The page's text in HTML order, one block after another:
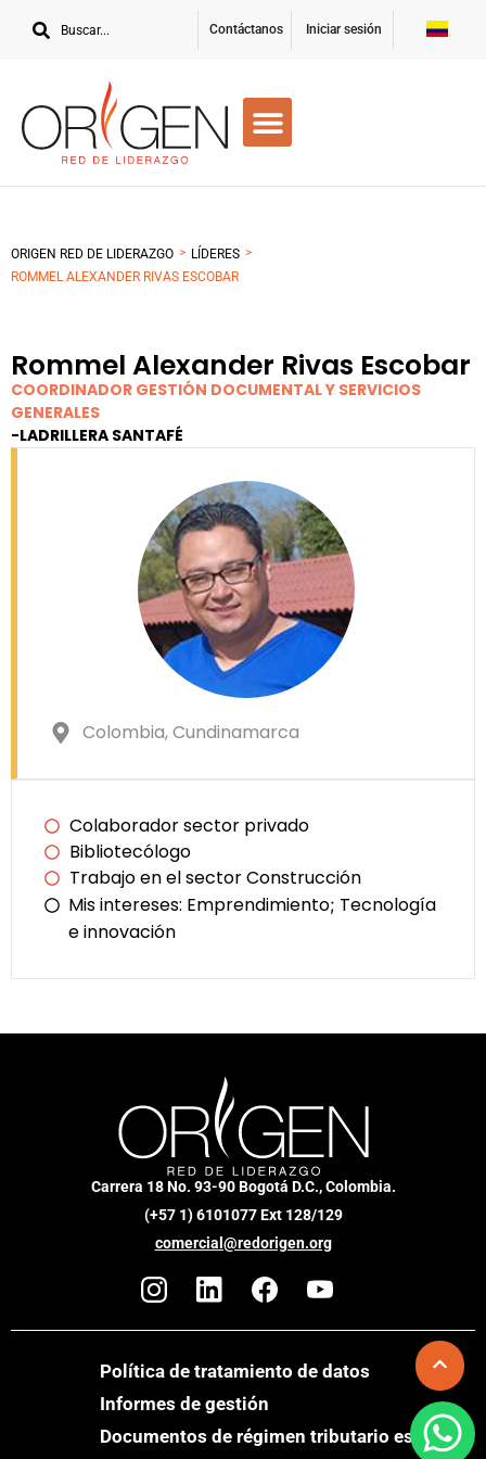
Contáctanos Iniciar sesión
ORIGEN RED DE LIDERAZGO > LÍDERES >
ROMMEL ALEXANDER RIVAS ESCOBAR
Rommel Alexander Rivas Escobar
COORDINADOR GESTIÓN DOCUMENTAL Y SERVICIOS
GENERALES
-LADRILLERA SANTAFÉ
Colombia, Cundinamarca
Colaborador sector privado
Bibliotecólogo
Trabajo en el sector Construcción
Mis intereses: Emprendimiento; Tecnología
e innovación
Carrera 18 No. 93-90 Bogotá D.C., Colombia.
(+57 1) 6101077 Ext 128/129
comercial@redorigen.org
Política de tratamiento de datos
Informes de gestión
Documentos de régimen tributario especial